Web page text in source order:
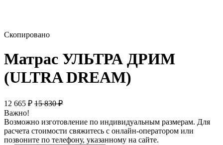
Скопировано
Матрас УЛЬТРА ДРИМ
(ULTRA DREAM)
12 665 ₽ 15 830₽
Важно!
Возможно изготовление по индивидуальным размерам. Для
расчета стоимости свяжитесь с онлайн-оператором или
позвоните по телефону, указанному на сайте.